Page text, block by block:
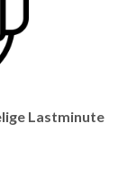
Lastminute